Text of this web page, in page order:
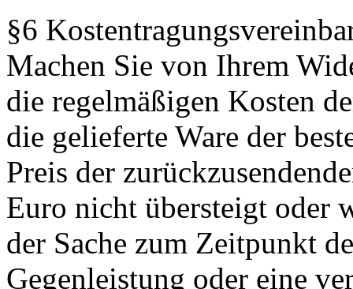
§6
Machen Sie von Ihrem
die regelmäßigen Kosten
die gelieferte Ware der
Preis der
Euro nicht übersteigt oder
der Sache zum Zeitpunkt
Gegenleistung oder eine